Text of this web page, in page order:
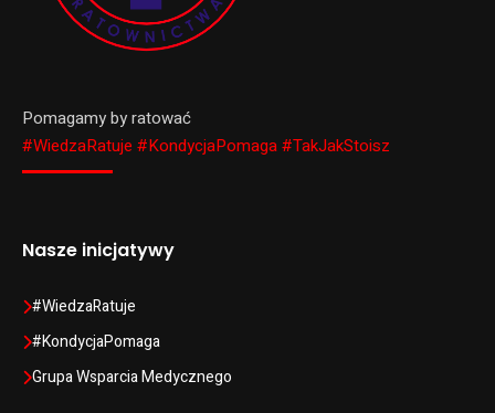
Pomagamy by ratować
#WiedzaRatuje #KondycjaPomaga #TakJakStoisz
Nasze inicjatywy
#WiedzaRatuje
#KondycjaPomaga
Grupa Wsparcia Medycznego